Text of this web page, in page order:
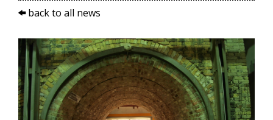
back to all news